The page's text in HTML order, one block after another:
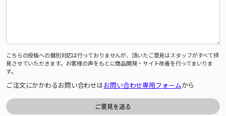
こちらの投稿への個別対応は行っておりませんが、頂いたご意見はスタッフがすべて拝
見させていただきます。お客様の声をもとに商品開発・サイト改善を行ってまいりま
す。
ご注文にかかわるお問い合わせはお問い合わせ専用フォームから